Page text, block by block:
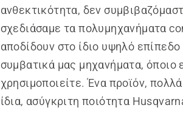
ανθεκτικότητα, δεν
σχεδιάσαμε τα πολυμηχανήματα
αποδίδουν στο ίδιο υψηλό επίπεδο
συμβατικά μας μηχανήματα, όποιο
χρησιμοποιείτε. Ένα προϊόν,
ίδια, ασύγκριτη ποιότητα